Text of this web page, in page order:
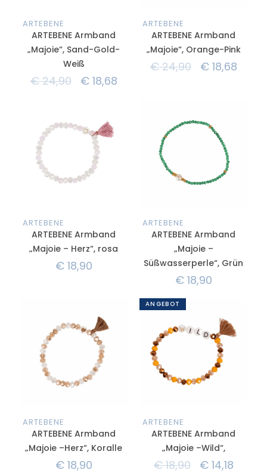
ARTEBENE
ARTEBENE Armband
„Majoie“, Sand-Gold-
Weiß
€24,90 €18,68
ARTEBENE
ARTEBENE Armband
„Majoie“, Orange-Pink
€24,90 €18,68
ARTEBENE
ARTEBENE Armband
„Majoie – Herz“, rosa
€18,90
ARTEBENE
ARTEBENE Armband
„Majoie –
Süßwasserperle“, Grün
€18,90
ARTEBENE
ARTEBENE Armband
„Majoie –Herz“, Koralle
€18,90
ANGEBOT
ARTEBENE
ARTEBENE Armband
„Majoie –Wild“,
€18,90 €14,18